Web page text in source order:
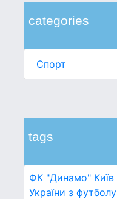
categories
Спорт
tags
ФК "Динамо" Київ
України з футболу